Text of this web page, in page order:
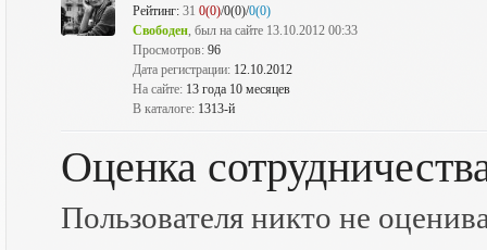
Рейтинг: 31 0(0)/0(0)/0(0)
Свободен, был на сайте 13.10.2012 00:33
Просмотров: 96
Дата регистрации: 12.10.2012
На сайте: 13 года 10 месяцев
В каталоге: 1313-й
Оценка
Пользователя никто не